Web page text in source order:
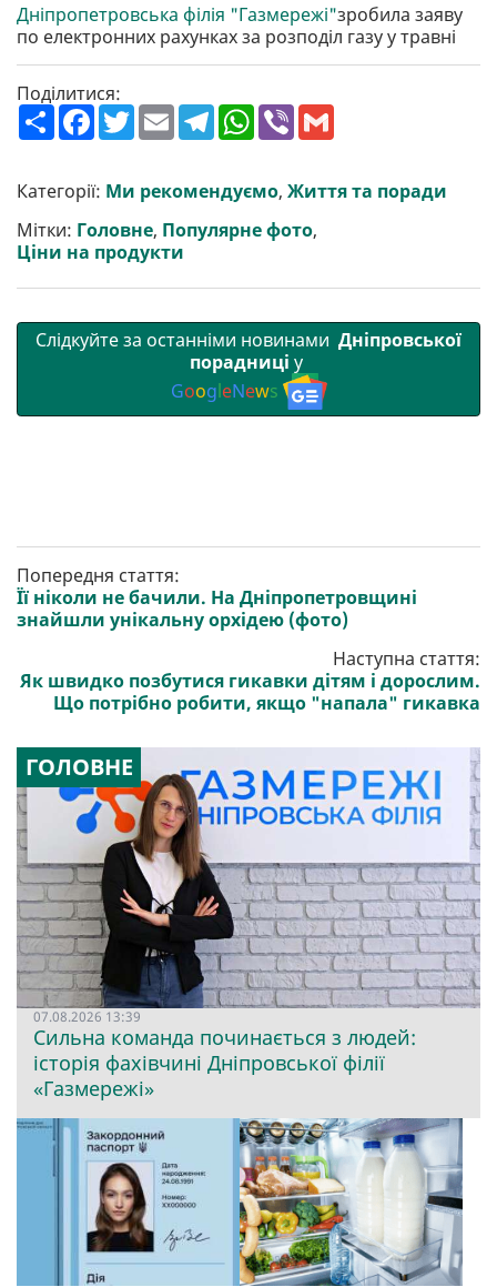
Дніпропетровська філія "Газмережі"зробила заяву
по електронних рахунках за розподіл газу у травні
Поділитися:
П
о
ш
р
и
и
F
a
c
b
o
k
T
w
e
E
m
a
l
T
e
g
r
m
W
h
a
s
A
p
V
b
r l
Категорії: Ми рекомендуємо, Життя та поради
Мітки: Головне, Популярне фото,
Ціни на продукти
Слідкуйте за останніми новинами Дніпровської
порадниці у
GoogleNews
Попередня стаття:
Її ніколи не бачили. На Дніпропетровщині
знайшли унікальну орхідею (фото)
Наступна стаття:
Як швидко позбутися гикавки дітям і дорослим.
Що потрібно робити, якщо "напала" гикавка
ГОЛОВНЕ
07.08.2026 13:39
Сильна команда починається з людей:
історія фахівчині Дніпровської філії
«Газмережі»